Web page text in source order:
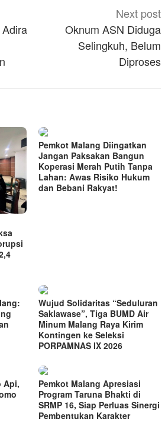
Next post
Oknum ASN Diduga
Selingkuh, Belum
Diproses
Pemkot Malang Diingatkan
Jangan Paksakan Bangun
Koperasi Merah Putih Tanpa
Lahan: Awas Risiko Hukum
dan Bebani Rakyat!
Wujud Solidaritas “Seduluran
Saklawase”, Tiga BUMD Air
Minum Malang Raya Kirim
Kontingen ke Seleksi
PORPAMNAS IX 2026
Api,
Pemkot Malang Apresiasi
Program Taruna Bhakti di
SRMP 16, Siap Perluas Sinergi
Pembentukan Karakter